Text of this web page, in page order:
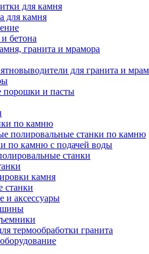
для камня
для камня
бетона
гранита и мрамора
для гранита и
порошки и пасты
по камню
полировальные станки по камню
по камню с подачей воды
станки
камня
станки
и аксессуары
термообработки гранита